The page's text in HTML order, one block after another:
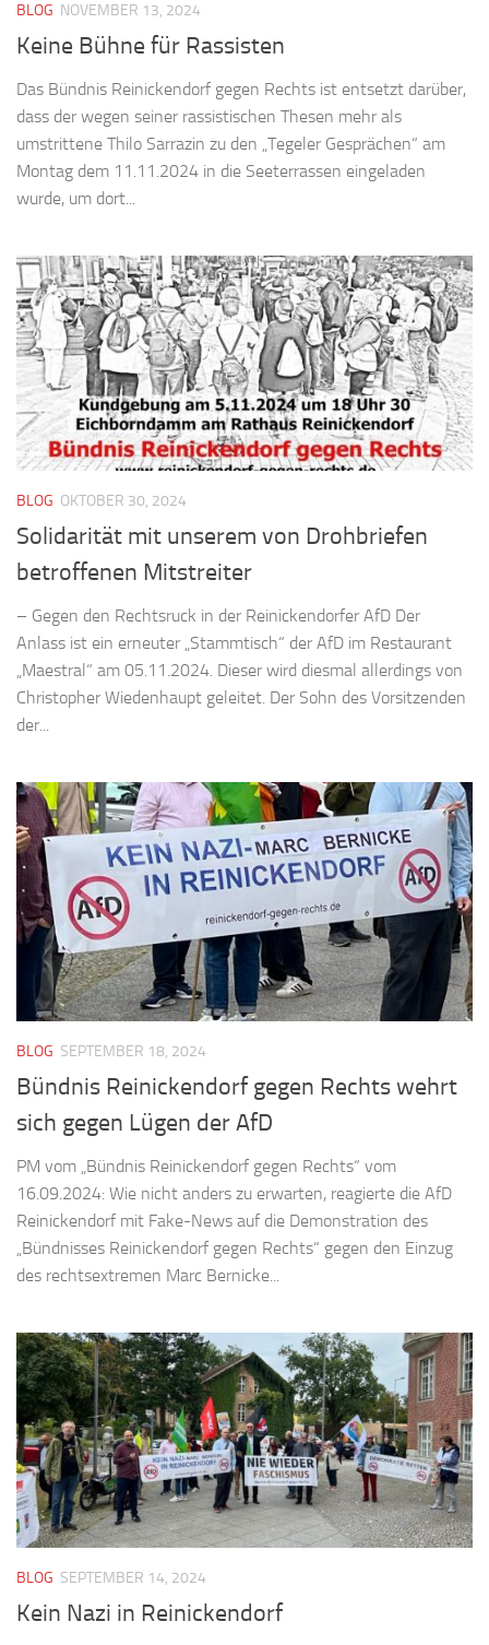
BLOG NOVEMBER 13, 2024
Keine Bühne für Rassisten
Das Bündnis Reinickendorf gegen Rechts ist entsetzt darüber,
dass der wegen seiner rassistischen Thesen mehr als
umstrittene Thilo Sarrazin zu den „Tegeler Gesprächen“ am
Montag dem 11.11.2024 in die Seeterrassen eingeladen
wurde, um dort...
BLOG OKTOBER 30, 2024
Solidarität mit unserem von Drohbriefen
betroffenen Mitstreiter
– Gegen den Rechtsruck in der Reinickendorfer AfD Der
Anlass ist ein erneuter „Stammtisch“ der AfD im Restaurant
„Maestral“ am 05.11.2024. Dieser wird diesmal allerdings von
Christopher Wiedenhaupt geleitet. Der Sohn des Vorsitzenden
der...
BLOG SEPTEMBER 18, 2024
Bündnis Reinickendorf gegen Rechts wehrt
sich gegen Lügen der AfD
PM vom „Bündnis Reinickendorf gegen Rechts“ vom
16.09.2024: Wie nicht anders zu erwarten, reagierte die AfD
Reinickendorf mit Fake-News auf die Demonstration des
„Bündnisses Reinickendorf gegen Rechts“ gegen den Einzug
des rechtsextremen Marc Bernicke...
BLOG SEPTEMBER 14, 2024
Kein Nazi in Reinickendorf